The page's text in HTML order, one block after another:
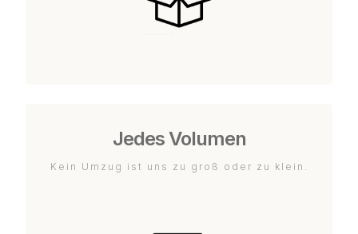
Jedes Volumen
Kein Umzug ist uns zu groß oder zu klein.